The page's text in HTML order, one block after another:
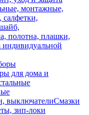
монтажные,
полотна, плашки,
индивидуальной
для дома и
выключателиСмазки
зип-локи